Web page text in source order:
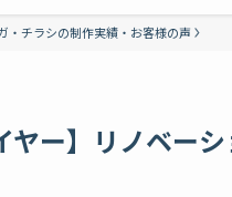
・チラシの制作実績・お客様の声
ヤー】リノベー